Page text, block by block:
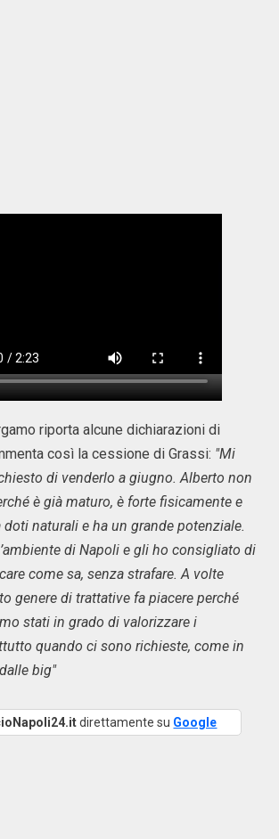
riporta alcune dichiarazioni di
così la cessione di Grassi: "Mi
di venderlo a giugno. Alberto non
è già maturo, è forte fisicamente e
naturali e ha un grande potenziale.
di Napoli e gli ho consigliato di
come sa, senza strafare. A volte
genere di trattative fa piacere perché
stati in grado di valorizzare i
quando ci sono richieste, come in
big"
direttamente su Google